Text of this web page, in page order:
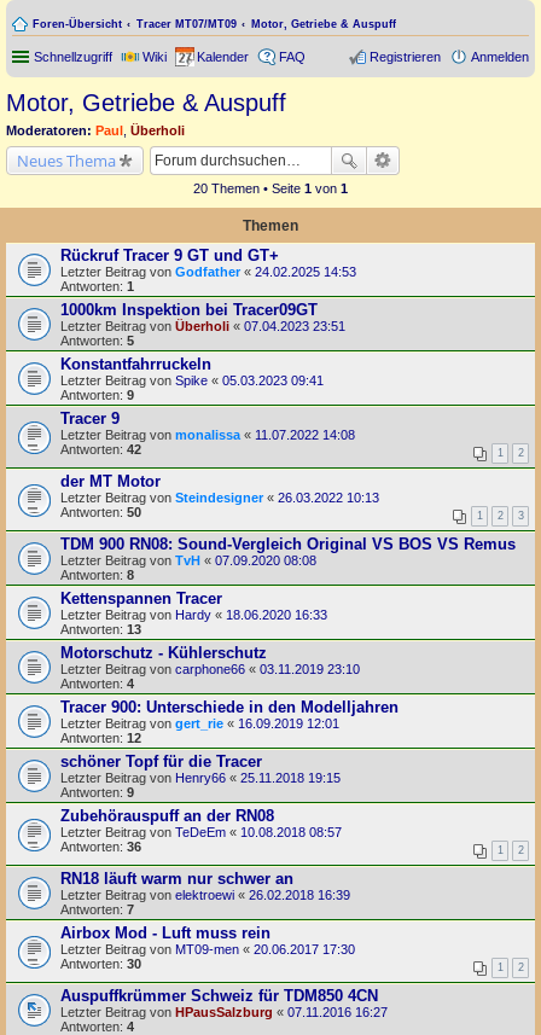
Foren-Übersicht Tracer MT07/MT09 Motor, Getriebe & Auspuff
Schnellzugriff Wiki Kalender FAQ Anmelden
Registrieren
Motor, Getriebe & Auspuff
Moderatoren: Paul Überholi
Neues Thema
20 Themen • Seite 1 von 1
Themen
Rückruf Tracer 9 GT und GT+
Letzter Beitrag von Godfather« 24.02.2025 14:53
Antworten: 1
1000km Inspektion bei Tracer09GT
Letzter Beitrag von Überholi « 07.04.2023 23:51
Antworten: 5
Konstantfahrruckeln
Letzter Beitrag von Spike « 05.03.2023 09:41
Antworten: 9
Tracer 9
Letzter Beitrag von monalissa « 11.07.2022 14:08
Antworten: 42 1 2
der MT Motor
Letzter Beitrag von Steindesigner« 26.03.2022 10:13
Antworten: 50 1 2 3
TDM 900 RN08: Sound-Vergleich Original VS BOS VS Remus
Letzter Beitrag von TvH « 07.09.2020 08:08
Antworten: 8
Kettenspannen Tracer
Letzter Beitrag von Hardy « 18.06.2020 16:33
Antworten: 13
Motorschutz - Kühlerschutz
Letzter Beitrag von carphone66 « 03.11.2019 23:10
Antworten: 4
Tracer 900: Unterschiede in den Modelljahren
Letzter Beitrag von gert_rie « 16.09.2019 12:01
Antworten: 12
schöner Topf für die Tracer
Letzter Beitrag von Henry66 « 25.11.2018 19:15
Antworten: 9
Zubehörauspuff an der RN08
Letzter Beitrag von TeDeEm « 10.08.2018 08:57
Antworten: 36 1 2
RN18 läuft warm nur schwer an
Letzter Beitrag von elektroewi « 26.02.2018 16:39
Antworten: 7
Airbox Mod - Luft muss rein
Letzter Beitrag von MT09-men « 20.06.2017 17:30
Antworten: 30 1 2
Auspuffkrümmer Schweiz für TDM850 4CN
Letzter Beitrag von HPausSalzburg « 07.11.2016 16:27
Antworten: 4